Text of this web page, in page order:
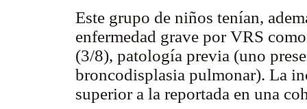
Este grupo de niños tenían,
enfermedad grave por VRS
(3/8), patología previa (uno
broncodisplasia pulmonar). La
superior a la reportada en una